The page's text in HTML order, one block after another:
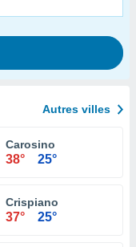
Autres villes
Carosino
38° 25°
Crispiano
37° 25°